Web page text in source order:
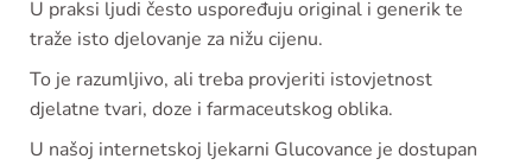
U praksi ljudi često uspoređuju original i generik te
traže isto djelovanje za nižu cijenu.
To je razumljivo, ali treba provjeriti istovjetnost
djelatne tvari, doze i farmaceutskog oblika.
U našoj internetskoj ljekarni Glucovance je dostupan